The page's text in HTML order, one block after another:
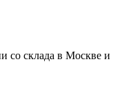
со склада в Москве и